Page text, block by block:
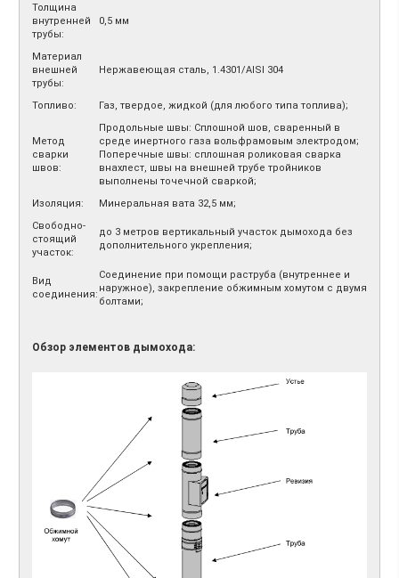
Толщина
внутренней
трубы:
0,5 мм
Материал
внешней
трубы:
Нержавеющая сталь, 1.4301/AISI 304
Топливо: Газ, твердое, жидкой (для любого типа топлива);
Метод
сварки
швов:
Продольные швы: Сплошной шов, сваренный в
среде инертного газа вольфрамовым электродом;
Поперечные швы: сплошная роликовая сварка
внахлест, швы на внешней трубе тройников
выполнены точечной сваркой;
Изоляция:
Минеральная вата 32,5 мм;
Свободно-
стоящий
участок:
до 3 метров вертикальный участок дымохода без
дополнительного укрепления;
Вид
соединения:
Соединение при помощи раструба (внутреннее и
наружное), закрепление обжимным хомутом с двумя
болтами;
Обзор элементов дымохода: